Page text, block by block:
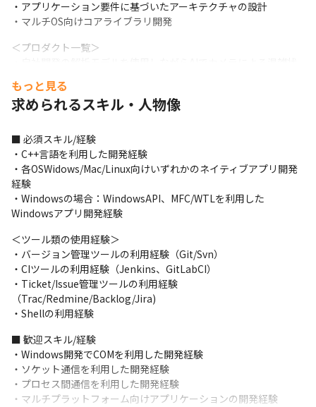
・アプリケーション要件に基づいたアーキテクチャの設計
・マルチOS向けコアライブラリ開発
＜プロダクト一覧＞
ントロールによる経済活動を促進するサービス
・国内シェアトップクラスのモバイルデバイス管理（MDM）サー
・さまざまな機器や装置をクラウド上で管理/運用し、IoTデバイ
ス資産を最大化できるサービス
・さまざまな場面での会話状況を録音し、AIによる分析から文字
起こしによる業務効率化とスピーディな情報共有ができるサービ
ス
・高精度3次元測量を、スマートフォンやタブレット端末からスキ
・各種デバイス（WindowsPCからスマートフォンなど）をリモー
ト操作可能にするサービス
・自社開発の解析モデルを使用したAIで、契約書を管理し、人的
コストの削減や契約リスクを予知、予防、回避を可能にするサー
ビス
など
■ この仕事の魅力・面白み
・当社では、サービス志向が強く、社会貢献をしたい、世の中を
IT技術で本気で変えていきたいという考えを持っているエンジニ
アが活躍しています
・課題解決のために必要な最先端技術は、業務を通じてキャッチ
もっと見る
求められるスキル・人物像
■ 必須スキル/経験
・C++言語を利用した開発経験
・各OSWidows/Mac/Linux向けいずれかのネイティブアプリ開発
経験
・Windowsの場合：WindowsAPI、MFC/WTLを利用した
Windowsアプリ開発経験
＜ツール類の使用経験＞
・バージョン管理ツールの利用経験（Git/Svn）
・CIツールの利用経験（Jenkins、GitLabCI）
・Ticket/Issue管理ツールの利用経験
（Trac/Redmine/Backlog/Jira)
・Shellの利用経験
■ 歓迎スキル/経験
・Windows開発でCOMを利用した開発経験
・ソケット通信を利用した開発経験
・プロセス間通信を利用した開発経験
・マルチプラットフォーム向けアプリケーションの開発経験